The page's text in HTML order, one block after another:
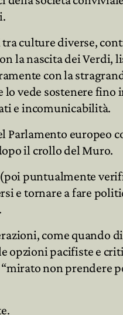
culture diverse,
la nascita dei Verdi,
con la
lo vede sostenere
e incomunicabilità.
europeo
il crollo del Muro.
puntualmente
e tornare a fare
come quando
opzioni pacifiste e
non prendere